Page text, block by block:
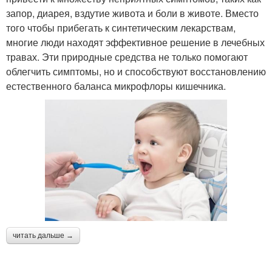
запор, диарея, вздутие живота и боли в животе. Вместо
того чтобы прибегать к синтетическим лекарствам,
многие люди находят эффективное решение в лечебных
травах. Эти природные средства не только помогают
облегчить симптомы, но и способствуют восстановлению
естественного баланса микрофлоры кишечника.
читать дальше →